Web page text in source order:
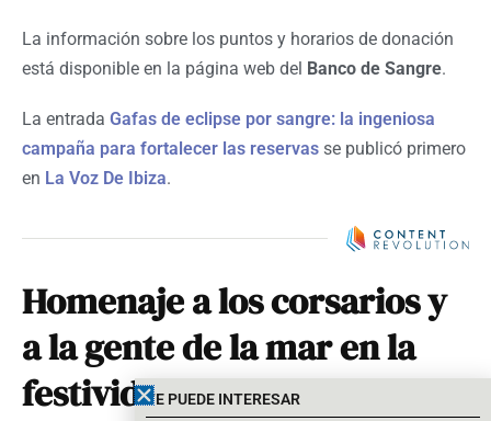
La información sobre los puntos y horarios de donación
está disponible en la página web del Banco de Sangre.
La entrada Gafas de eclipse por sangre: la ingeniosa
campaña para fortalecer las reservas se publicó primero
en La Voz De Ibiza.
Homenaje a los corsarios y
a la gente de la mar en la
festividad de Sant Salvador
TE PUEDE INTERESAR